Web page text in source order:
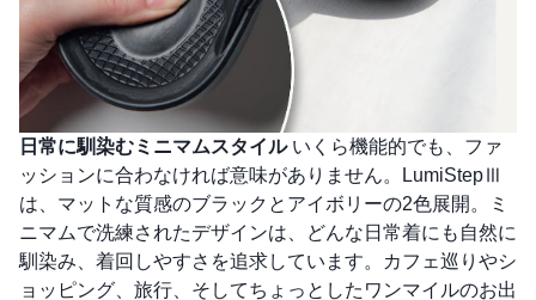
日常に馴染むミニマムスタイルいくら機能的でも、ファ
ッションに合わなければ意味がありません。LumiStepⅢ
は、マットな質感のブラックとアイボリーの2色展開。ミ
ニマムで洗練されたデザインは、どんな日常着にも自然に
馴染み、着回しやすさを追求しています。カフェ巡りやシ
ョッピング、旅行、そしてちょっとしたワンマイルのお出